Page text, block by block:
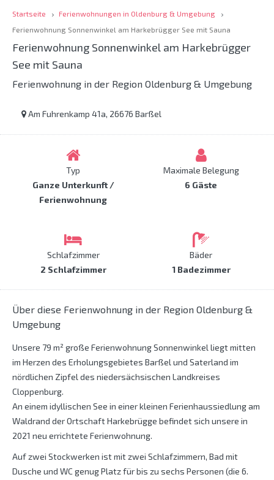
Startseite
Ferienwohnungen in Oldenburg & Umgebung
Ferienwohnung Sonnenwinkel am Harkebrügger See mit Sauna
Ferienwohnung Sonnenwinkel am Harkebrügger
See mit Sauna
Ferienwohnung in der Region Oldenburg & Umgebung
Am Fuhrenkamp 41a, 26676 Barßel
Typ
Ganze Unterkunft /
Ferienwohnung
Maximale Belegung
6 Gäste
Schlafzimmer
2 Schlafzimmer
Bäder
1 Badezimmer
Über diese Ferienwohnung in der Region Oldenburg &
Umgebung
Unsere 79 m² große Ferienwohnung Sonnenwinkel liegt mitten
im Herzen des Erholungsgebietes Barßel und Saterland im
nördlichen Zipfel des niedersächsischen Landkreises
Cloppenburg.
An einem idyllischen See in einer kleinen Ferienhaussiedlung am
Waldrand der Ortschaft Harkebrügge befindet sich unsere in
2021 neu errichtete Ferienwohnung.
Auf zwei Stockwerken ist mit zwei Schlafzimmern, Bad mit
Dusche und WC genug Platz für bis zu sechs Personen (die 6.